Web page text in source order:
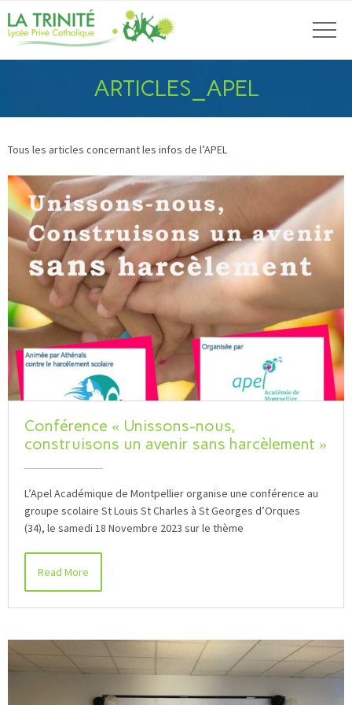
ARTICLES_APEL
Tous les articles concernant les infos de l’APEL
Conférence « Unissons-nous,
construisons un avenir sans harcèlement »
L’Apel Académique de Montpellier organise une conférence au
groupe scolaire St Louis St Charles à St Georges d’Orques
(34), le samedi 18 Novembre 2023 sur le thème
Read More